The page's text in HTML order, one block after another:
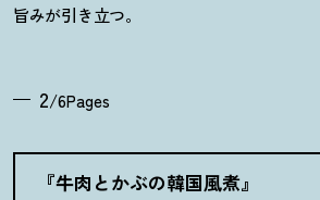
旨みが引き立つ。
2/6Pages
『牛肉とかぶの韓国風煮』